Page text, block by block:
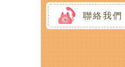
義工服務
聯絡我們